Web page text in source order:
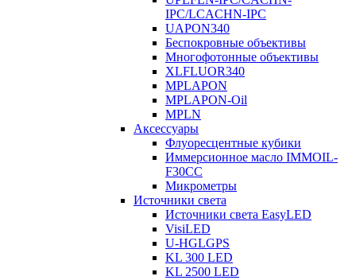
IPC/LCACHN-IPC
UAPON340
Беспокровные объективы
Многофотонные объективы
XLFLUOR340
MPLAPON
MPLAPON-Oil
MPLN
Аксессуары
Флуоресцентные кубики
Иммерсионное масло IMMOIL-
F30CC
Микрометры
Источники света
Источники света EasyLED
VisiLED
U-HGLGPS
KL 300 LED
KL 2500 LED